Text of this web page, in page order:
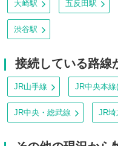
大崎駅 五反田駅
渋谷駅
接続している路線
JR山手線 JR中央本
JR中央・総武線 JR埼